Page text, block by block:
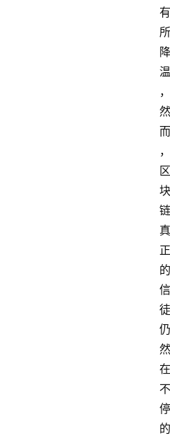
有
所
降
温
，
然
而
，
区
块
链
真
正
的
信
徒
仍
然
在
不
停
的